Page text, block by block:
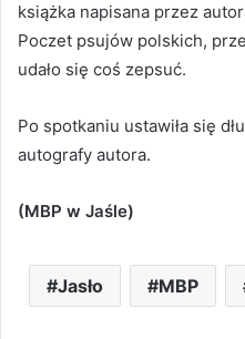
książka napisana przez
Poczet psujów polskich,
udało się coś zepsuć.
Po spotkaniu ustawiła się
autografy autora.
(MBP w Jaśle)
Jasło MBP